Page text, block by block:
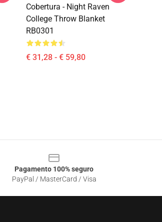
Cobertura - Night Raven
College Throw Blanket
RB0301
€ 31,28 - € 59,80
Pagamento 100% seguro
PayPal / MasterCard / Visa